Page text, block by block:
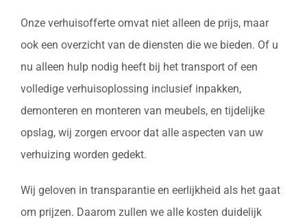
Onze verhuisofferte omvat niet alleen de prijs, maar
ook een overzicht van de diensten die we bieden. Of u
nu alleen hulp nodig heeft bij het transport of een
volledige verhuisoplossing inclusief inpakken,
demonteren en monteren van meubels, en tijdelijke
opslag, wij zorgen ervoor dat alle aspecten van uw
verhuizing worden gedekt.
Wij geloven in transparantie en eerlijkheid als het gaat
om prijzen. Daarom zullen we alle kosten duidelijk